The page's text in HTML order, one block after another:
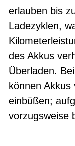
erlauben bis
Ladezyklen,
des Akkus
Überladen.
können
einbüßen;
vorzugsweise